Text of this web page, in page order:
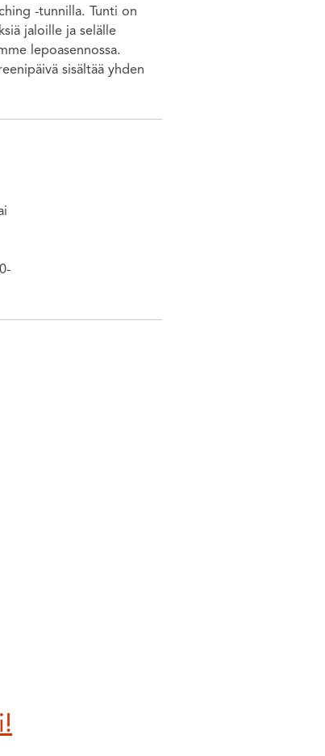
-tunnilla. Tunti on
jaloille ja selälle
lepoasennossa.
sisältää yhden